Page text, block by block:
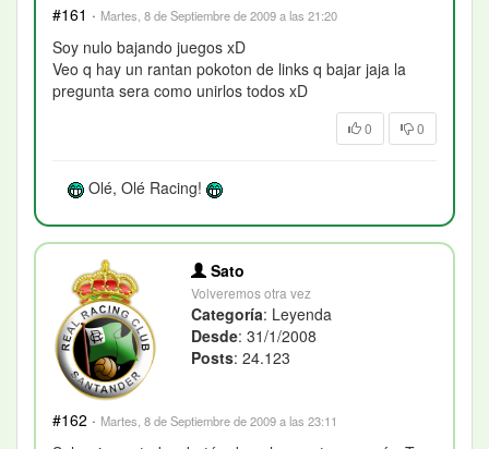
#161 · Martes, 8 de Septiembre de 2009 a las 21:20
Soy nulo bajando juegos xD
Veo q hay un rantan pokoton de links q bajar jaja la
pregunta sera como unirlos todos xD
0 0
Olé, Olé Racing!
Sato
Volveremos otra vez
Categoría: Leyenda
Desde: 31/1/2008
Posts: 24.123
#162 · Martes, 8 de Septiembre de 2009 a las 23:11